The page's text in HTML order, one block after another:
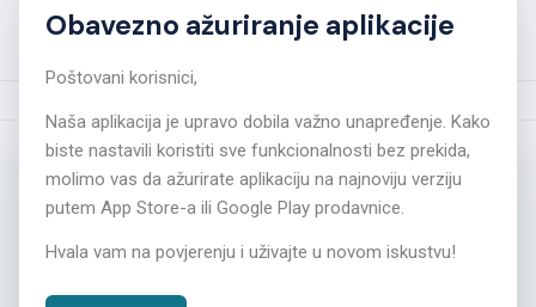
Obavezno ažuriranje aplikacije
Poštovani korisnici,
Naša aplikacija je upravo dobila važno unapređenje. Kako
biste nastavili koristiti sve funkcionalnosti bez prekida,
molimo vas da ažurirate aplikaciju na najnoviju verziju
putem App Store-a ili Google Play prodavnice.
Hvala vam na povjerenju i uživajte u novom iskustvu!
dječije neurologije